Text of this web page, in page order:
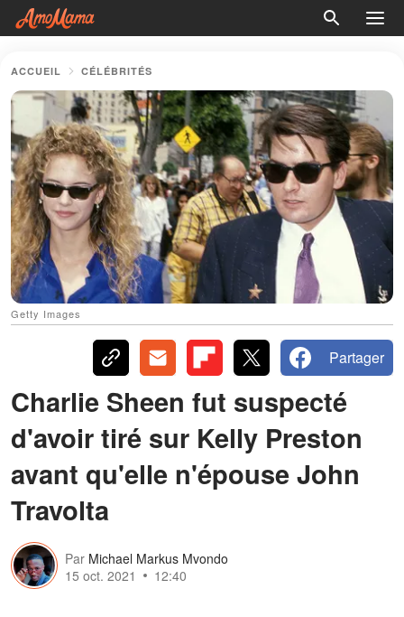
ACCUEIL CÉLÉBRITÉS
Getty Images
Partager
Charlie Sheen fut suspecté
d'avoir tiré sur Kelly Preston
avant qu'elle n'épouse John
Travolta
Par Michael Markus Mvondo
15 oct. 2021
12:40